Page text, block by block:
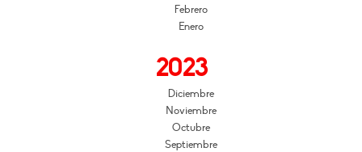
Febrero
Enero
2023
Diciembre
Noviembre
Octubre
Septiembre